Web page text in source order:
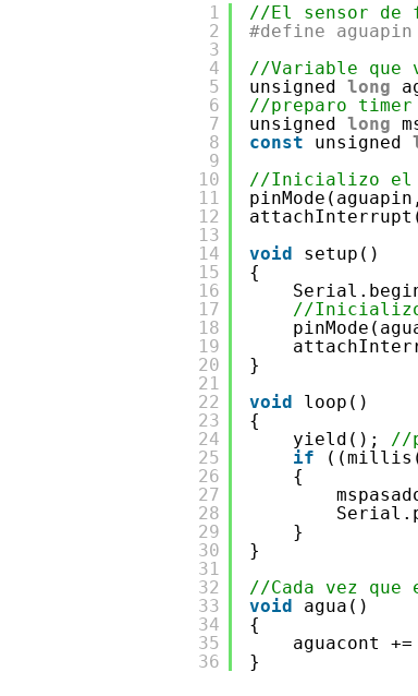
1
2
3
4
5
6
7
8
9
10
11
12
13
14
15
16
17
18
19
20
21
22
23
24
25
26
27
28
29
30
31
32
33
34
35
36
//El sensor de
#define
//Variable que
unsigned long
//preparo timer
unsigned long
const
unsigned
//Inicializo el
void
setup()
{
//Inicializo el
}
void
loop()
{
yield(); //
if
{
}
}
//Cada vez
void
agua()
{
aguacont
}